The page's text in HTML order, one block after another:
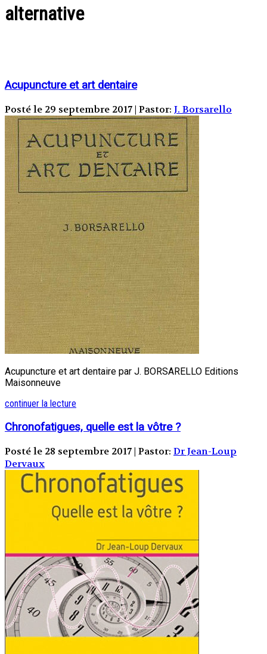
alternative
Acupuncture et art dentaire
Posté le 29 septembre 2017 | Pastor: J. Borsarello
Acupuncture et art dentaire par J. BORSARELLO Editions
Maisonneuve
continuer la lecture
Chronofatigues, quelle est la vôtre ?
Posté le 28 septembre 2017 | Pastor: Dr Jean-Loup
Dervaux